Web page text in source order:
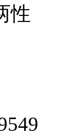
性